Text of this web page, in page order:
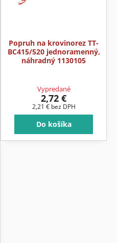
Popruh na krovinorez TT-
BC415/520 jednoramenný,
náhradný 1130105
Vypredané
2,72 €
2,21 € bez DPH
Do košíka